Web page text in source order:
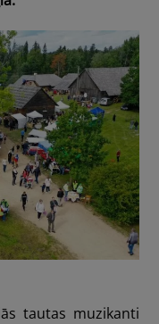
tautas muzikanti